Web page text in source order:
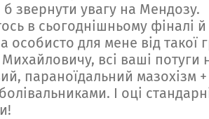
звернути увагу на Мендозу.
в сьогоднішньому фіналі
особисто для мене від такої
всі ваші потуги
параноїдальний мазохізм
І оці